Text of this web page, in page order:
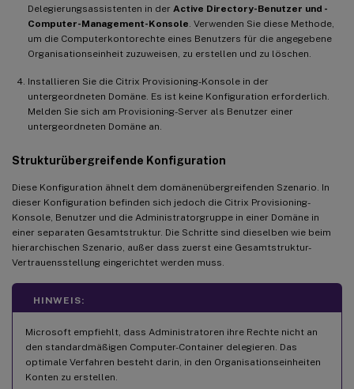
Delegierungsassistenten in der Active Directory-Benutzer und -
Computer-Management-Konsole . Verwenden Sie diese Methode,
um die Computerkontorechte eines Benutzers für die angegebene
Organisationseinheit zuzuweisen, zu erstellen und zu löschen.
Installieren Sie die Citrix Provisioning-Konsole in der
untergeordneten Domäne. Es ist keine Konfiguration erforderlich.
Melden Sie sich am Provisioning-Server als Benutzer einer
untergeordneten Domäne an.
Strukturübergreifende Konfiguration
Diese Konfiguration ähnelt dem domänenübergreifenden Szenario. In
dieser Konfiguration befinden sich jedoch die Citrix Provisioning-
Konsole, Benutzer und die Administratorgruppe in einer Domäne in
einer separaten Gesamtstruktur. Die Schritte sind dieselben wie beim
hierarchischen Szenario, außer dass zuerst eine Gesamtstruktur-
Vertrauensstellung eingerichtet werden muss.
HINWEIS:
Microsoft empfiehlt, dass Administratoren ihre Rechte nicht an
den standardmäßigen Computer-Container delegieren. Das
optimale Verfahren besteht darin, in den Organisationseinheiten
Konten zu erstellen.